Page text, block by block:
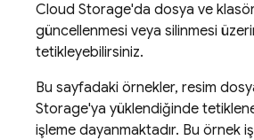
Cloud Storage'da dosya ve
güncellenmesi veya silinmesi
tetikleyebilirsiniz.
Bu sayfadaki örnekler, resim
Storage'ya yüklendiğinde
işleme dayanmaktadır. Bu örnek